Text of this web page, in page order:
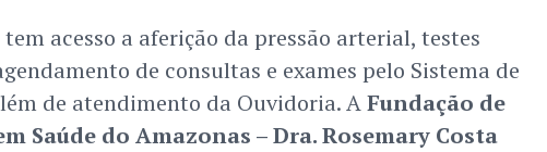
acesso a aferição da pressão arterial, testes
de consultas e exames pelo Sistema de
de atendimento da Ouvidoria. AFundação de
Saúde do Amazonas – Dra. Rosemary Costa